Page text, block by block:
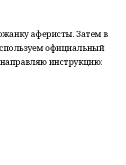
аферисты. Затем в
официальный
инструкцию: